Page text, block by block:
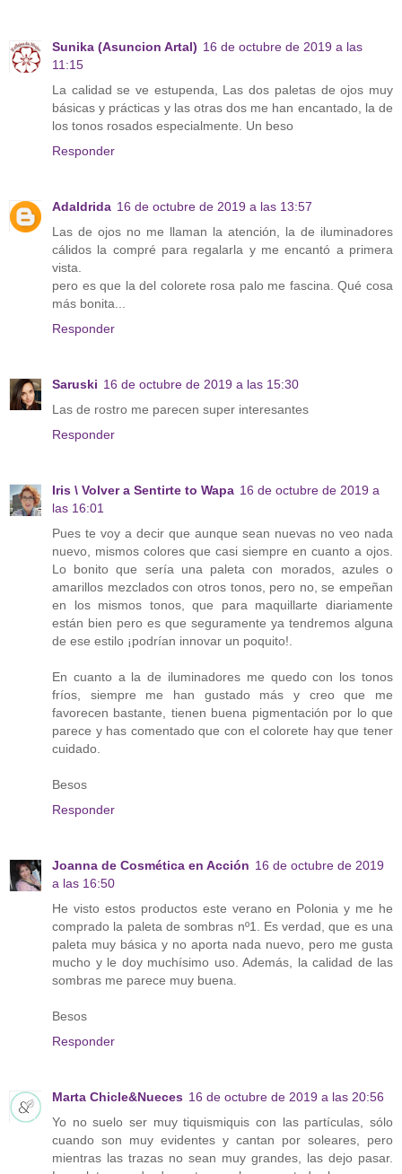
Sunika (Asuncion Artal) 16 de octubre de 2019 a las
11:15
La calidad se ve estupenda, Las dos paletas de ojos muy
básicas y prácticas y las otras dos me han encantado, la de
los tonos rosados especialmente. Un beso
Responder
Adaldrida 16 de octubre de 2019 a las 13:57
Las de ojos no me llaman la atención, la de iluminadores
cálidos la compré para regalarla y me encantó a primera
vista.
pero es que la del colorete rosa palo me fascina. Qué cosa
más bonita...
Responder
Saruski 16 de octubre de 2019 a las 15:30
Las de rostro me parecen super interesantes
Responder
Iris \ Volver a Sentirte to Wapa 16 de octubre de 2019 a
las 16:01
Pues te voy a decir que aunque sean nuevas no veo nada
nuevo, mismos colores que casi siempre en cuanto a ojos.
Lo bonito que sería una paleta con morados, azules o
amarillos mezclados con otros tonos, pero no, se empeñan
en los mismos tonos, que para maquillarte diariamente
están bien pero es que seguramente ya tendremos alguna
de ese estilo ¡podrían innovar un poquito!.
En cuanto a la de iluminadores me quedo con los tonos
fríos, siempre me han gustado más y creo que me
favorecen bastante, tienen buena pigmentación por lo que
parece y has comentado que con el colorete hay que tener
cuidado.
Besos
Responder
Joanna de Cosmética en Acción 16 de octubre de 2019
a las 16:50
He visto estos productos este verano en Polonia y me he
comprado la paleta de sombras nº1. Es verdad, que es una
paleta muy básica y no aporta nada nuevo, pero me gusta
mucho y le doy muchísimo uso. Además, la calidad de las
sombras me parece muy buena.
Besos
Responder
Marta Chicle&Nueces 16 de octubre de 2019 a las 20:56
Yo no suelo ser muy tiquismiquis con las partículas, sólo
cuando son muy evidentes y cantan por soleares, pero
mientras las trazas no sean muy grandes, las dejo pasar.